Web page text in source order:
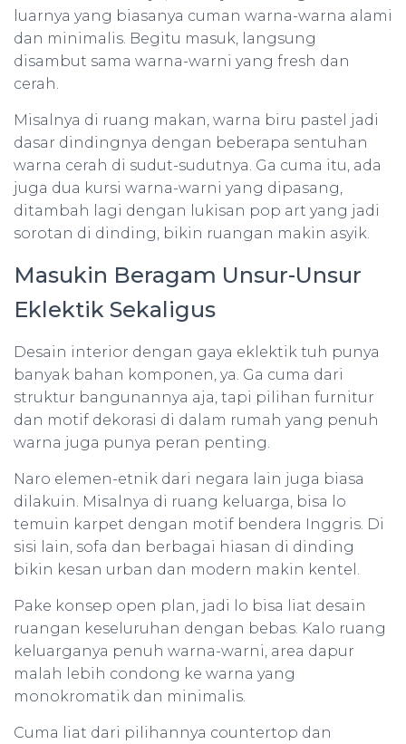
luarnya yang biasanya cuman warna-warna alami
dan minimalis. Begitu masuk, langsung
disambut sama warna-warni yang fresh dan
cerah.
Misalnya di ruang makan, warna biru pastel jadi
dasar dindingnya dengan beberapa sentuhan
warna cerah di sudut-sudutnya. Ga cuma itu, ada
juga dua kursi warna-warni yang dipasang,
ditambah lagi dengan lukisan pop art yang jadi
sorotan di dinding, bikin ruangan makin asyik.
Masukin Beragam Unsur-Unsur
Eklektik Sekaligus
Desain interior dengan gaya eklektik tuh punya
banyak bahan komponen, ya. Ga cuma dari
struktur bangunannya aja, tapi pilihan furnitur
dan motif dekorasi di dalam rumah yang penuh
warna juga punya peran penting.
Naro elemen-etnik dari negara lain juga biasa
dilakuin. Misalnya di ruang keluarga, bisa lo
temuin karpet dengan motif bendera Inggris. Di
sisi lain, sofa dan berbagai hiasan di dinding
bikin kesan urban dan modern makin kentel.
Pake konsep open plan, jadi lo bisa liat desain
ruangan keseluruhan dengan bebas. Kalo ruang
keluarganya penuh warna-warni, area dapur
malah lebih condong ke warna yang
monokromatik dan minimalis.
Cuma liat dari pilihannya countertop dan